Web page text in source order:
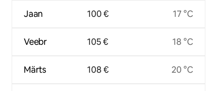
Jaan
Veebr
Märts
100 €
105 €
108 €
17 °C
18 °C
20 °C